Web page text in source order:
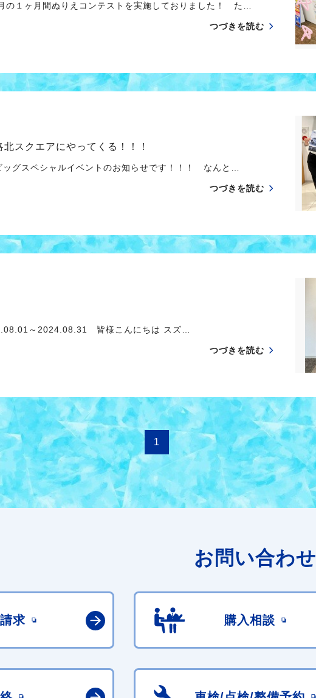
１ヶ月間ぬりえコンテストを実施しておりました！ た…
つづきを読む
クエアにやってくる！！！
グスペシャルイベントのお知らせです！！！ なんと…
つづきを読む
～2024.08.31 皆様こんにちは スズ…
つづきを読む
1
お問い合わせ
求 購入相談